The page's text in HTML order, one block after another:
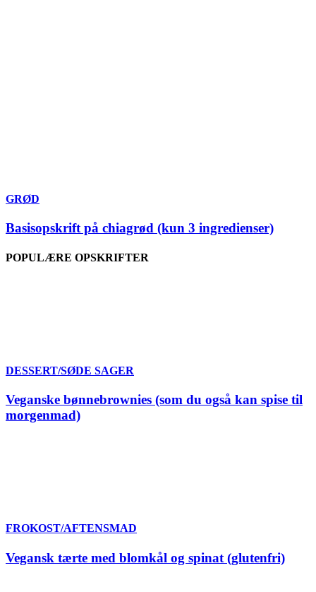
GRØD
Basisopskrift på chiagrød (kun 3 ingredienser)
POPULÆRE OPSKRIFTER
DESSERT/SØDE SAGER
Veganske bønnebrownies (som du også kan spise til
morgenmad)
FROKOST/AFTENSMAD
Vegansk tærte med blomkål og spinat (glutenfri)